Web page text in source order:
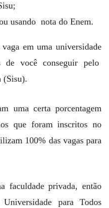
usando nota do Enem.
em uma universidade
de você conseguir pelo
(Sisu).
uma certa porcentagem
que foram inscritos no
100% das vagas para
faculdade privada, então
para Todos